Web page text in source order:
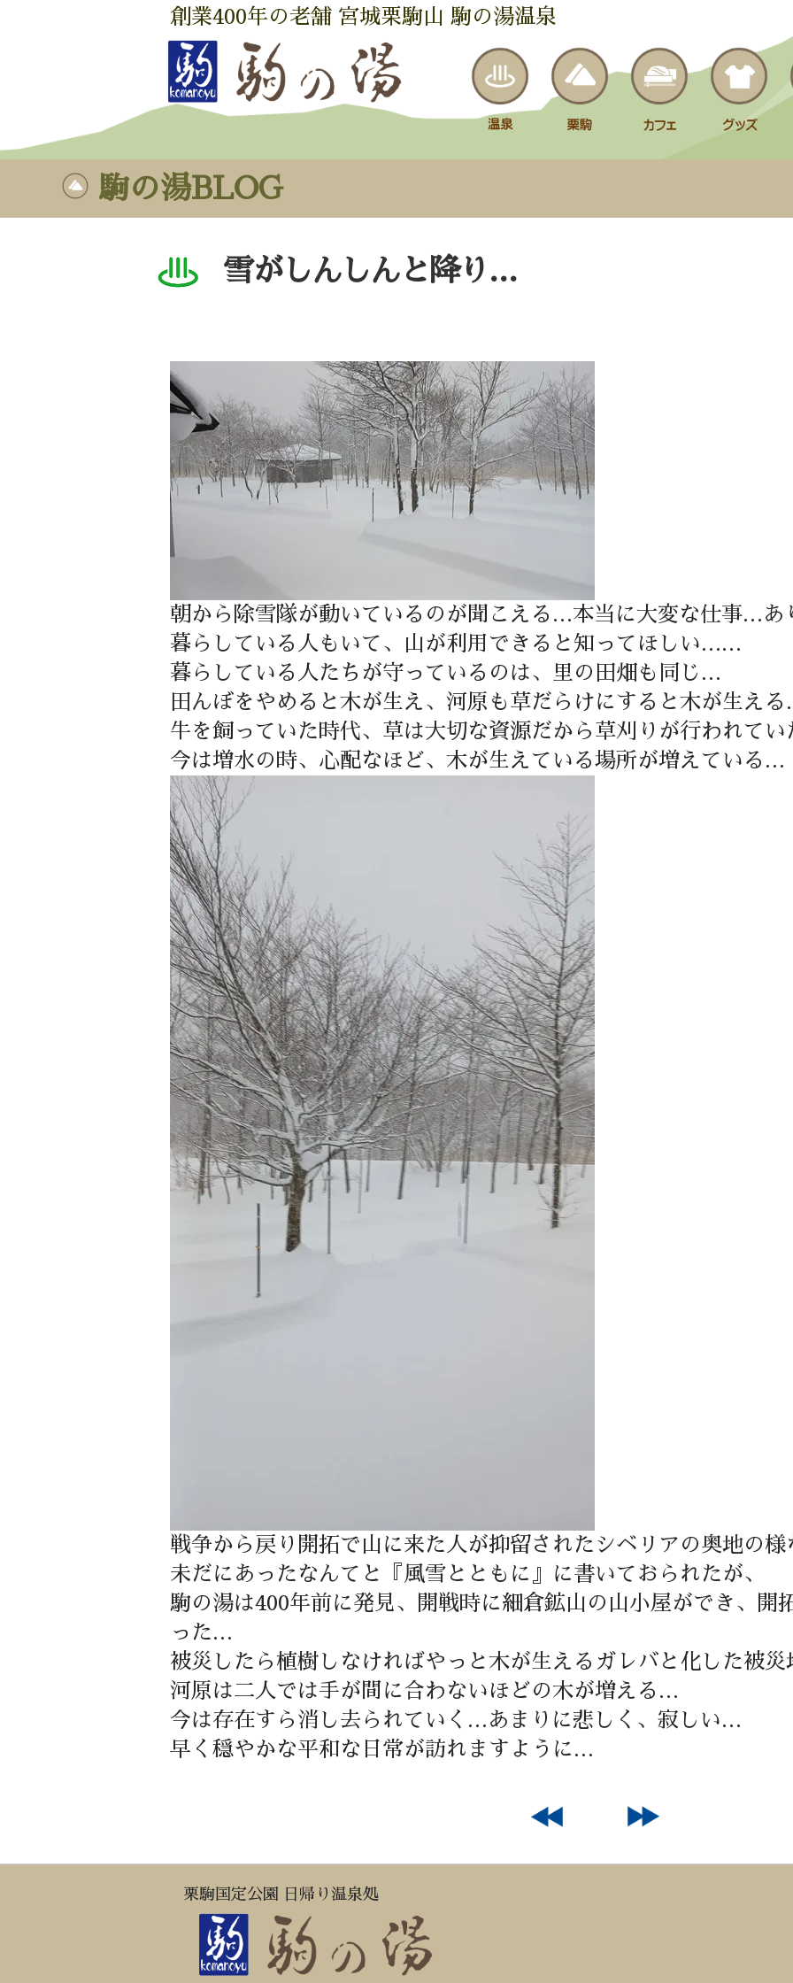
創業400年の老舗 宮城栗駒山 駒の湯温泉
駒の湯BLOG
雪がしんしんと降り…
朝から除雪隊が動いているのが聞こえる…本当に大変な仕事…あ
暮らしている人もいて、山が利用できると知ってほしい……
暮らしている人たちが守っているのは、里の田畑も同じ…
田んぼをやめると木が生え、河原も草だらけにすると木が生え
牛を飼っていた時代、草は大切な資源だから草刈りが行われて
今は増水の時、心配なほど、木が生えている場所が増えている…
戦争から戻り開拓で山に来た人が抑留されたシベリアの奥地の様
未だにあったなんてと『風雪とともに』に書いておられたが、
駒の湯は400年前に発見、開戦時に細倉鉱山の山小屋ができ、開
った…
被災したら植樹しなければやっと木が生えるガレバと化した被災
河原は二人では手が間に合わないほどの木が増える…
今は存在すら消し去られていく…あまりに悲しく、寂しい…
早く穏やかな平和な日常が訪れますように…
栗駒国定公園 日帰り温泉処